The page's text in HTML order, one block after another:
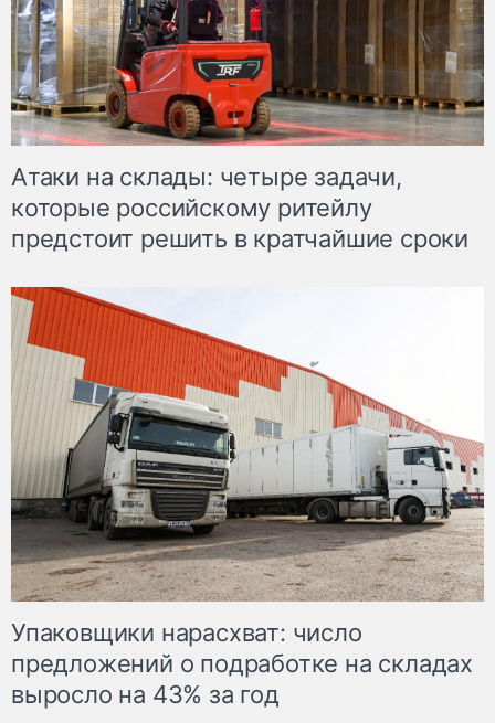
Атаки на склады: четыре задачи,
которые российскому ритейлу
предстоит решить в кратчайшие сроки
Упаковщики нарасхват: число
предложений о подработке на складах
выросло на 43% за год